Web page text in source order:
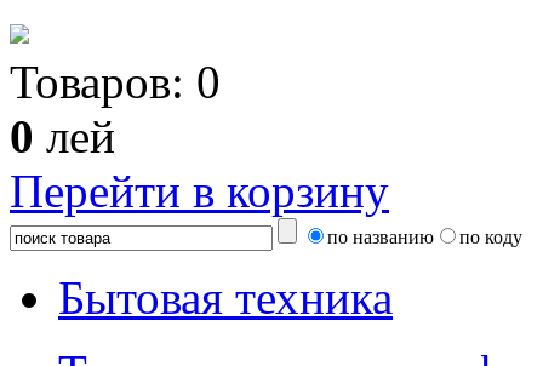
Товаров: 0
0 лей
Перейти в корзину
по названию по коду
Бытовая техника